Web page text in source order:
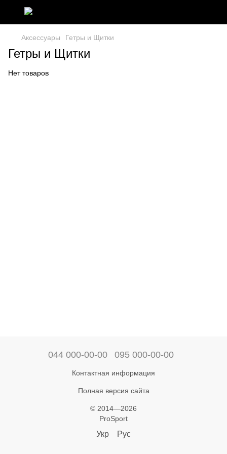
Аксессуары Гетры и Щитки
Гетры и Щитки
Нет товаров
044 000-00-00 095 000-00-00
Контактная информация
Полная версия сайта
© 2014—2026
ProSport
Укр Рус